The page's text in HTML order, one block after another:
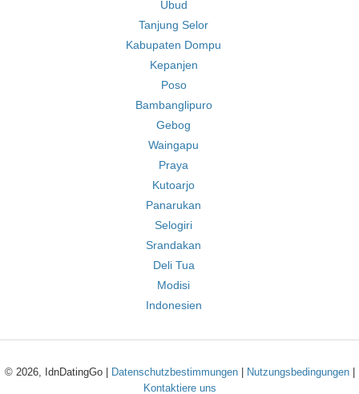
Ubud
Tanjung Selor
Kabupaten Dompu
Kepanjen
Poso
Bambanglipuro
Gebog
Waingapu
Praya
Kutoarjo
Panarukan
Selogiri
Srandakan
Deli Tua
Modisi
Indonesien
© 2026, IdnDatingGo | Datenschutzbestimmungen| Nutzungsbedingungen|
Kontaktiere uns